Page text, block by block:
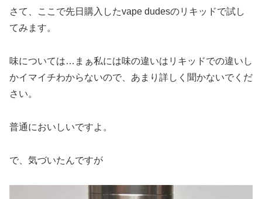
さて、ここで先日購入したvape dudesのリキッドで試し
てみます。
味については…まぁ私には味の違いはリキッドでの違いし
かイマイチわからないので、あまり詳しく聞かないでくだ
さい。
普通においしいですよ。
で、気づいたんですが